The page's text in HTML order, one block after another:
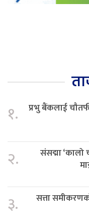
१.
प्रभु बैंकलाई
२.
संसद्मा ‘कालो
३.
सत्ता